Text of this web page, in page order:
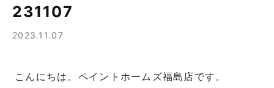
231107
2023.11.07
こんにちは。ペイントホームズ福島店です。